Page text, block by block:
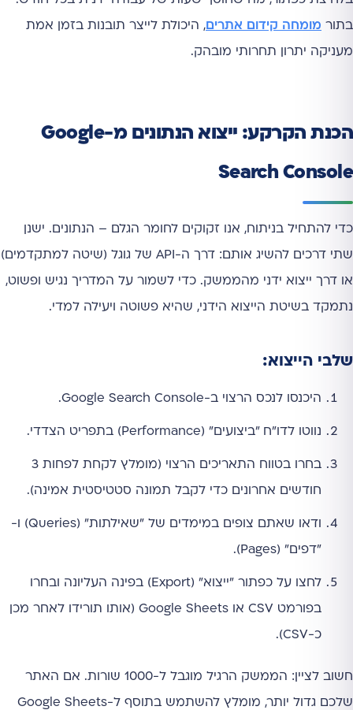
בתור מומחה קידום אתרים, היכולת לייצר תובנות בזמן אמת
מעניקה יתרון תחרותי מובהק.
הכנת הקרקע: ייצוא הנתונים מ-Google
Search Console
כדי להתחיל בניתוח, אנו זקוקים לחומר הגלם – הנתונים. ישנן
שתי דרכים להשיג אותם: דרך ה-API של גוגל (שיטה למתקדמים)
או דרך ייצוא ידני מהממשק. כדי לשמור על המדריך נגיש ופשוט,
נתמקד בשיטת הייצוא הידני, שהיא פשוטה ויעילה למדי.
שלבי הייצוא:
היכנסו לנכס הרצוי ב-Google Search Console.
נווטו לדו"ח "ביצועים" (Performance) בתפריט הצדדי.
בחרו בטווח התאריכים הרצוי (מומלץ לקחת לפחות 3
חודשים אחרונים כדי לקבל תמונה סטטיסטית אמינה).
ודאו שאתם צופים במימדים של "שאילתות" (Queries) ו-
"דפים" (Pages).
לחצו על כפתור "ייצוא" (Export) בפינה העליונה ובחרו
בפורמט CSV או Google Sheets (אותו תורידו לאחר מכן
כ-CSV).
חשוב לציין: הממשק הרגיל מוגבל ל-1000 שורות. אם האתר
שלכם גדול יותר, מומלץ להשתמש בתוסף ל-Google Sheets